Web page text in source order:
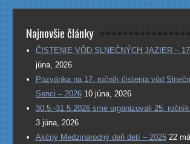
Najnovšie články
ČISTENIE VÔD SLNEČNÝCH JAZIER –
júna, 2026
Pozvánka na 17. ročník čistenia vôd
Senci – 2026 10 júna, 2026
30.5.-31.5.2026 sme organizovali 25.
3 júna, 2026
Akčný Medzinárodný deň detí – 2026 22